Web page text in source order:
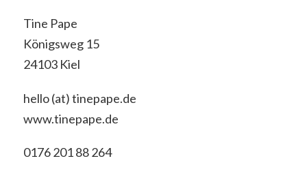
Tine Pape
Königsweg 15
24103 Kiel
hello (at) tinepape.de
www.tinepape.de
0176 201 88 264